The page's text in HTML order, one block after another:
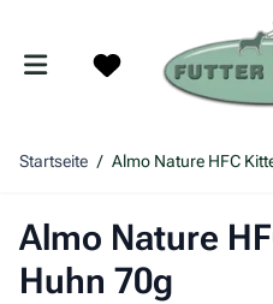
Startseite / Almo Nature HFC
Almo Nature
Huhn 70g